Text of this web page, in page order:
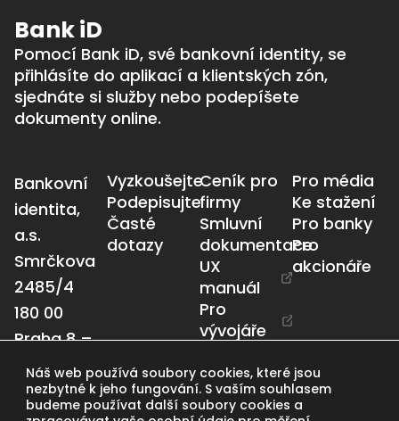
Bank iD
Pomocí Bank iD, své bankovní identity, se
přihlásíte do aplikací a klientských zón,
sjednáte si služby nebo podepíšete
dokumenty online.
Bankovní
identita,
a.s.
Smrčkova
2485/4
180 00
Praha 8 –
Libeň
info@bankid.cz
Vyzkoušejte
Podepisujte
Časté
dotazy
Ceník pro
firmy
Smluvní
dokumentace
UX
manuál
Pro
vývojáře
Pro média
Ke stažení
Pro banky
Pro
akcionáře
Náš web používá soubory cookies, které jsou
nezbytné k jeho fungování. S vaším souhlasem
budeme používat další soubory cookies a